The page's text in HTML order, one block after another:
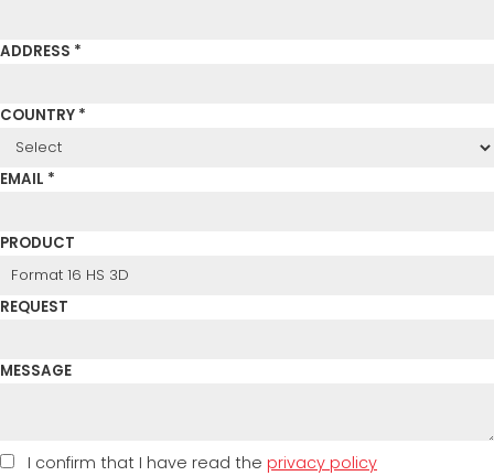
ADDRESS *
COUNTRY *
EMAIL *
PRODUCT
REQUEST
MESSAGE
I confirm that I have read the privacy policy